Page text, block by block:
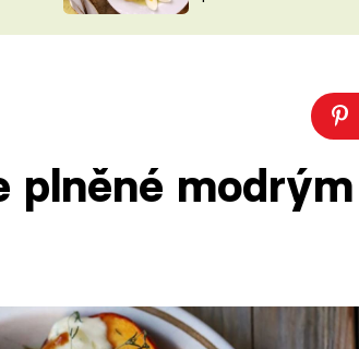
VYCHYTÁVKY
plněné modrým